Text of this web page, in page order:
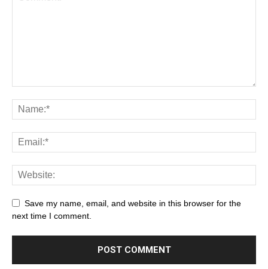
Save my name, email, and website in this browser for the
next time I comment.